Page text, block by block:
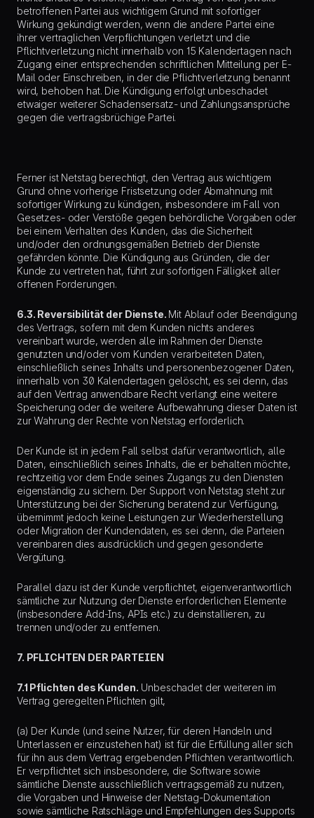
betroffenen Partei aus wichtigem Grund mit sofortiger
Wirkung gekündigt werden, wenn die andere Partei eine
ihrer vertraglichen Verpflichtungen verletzt und die
Pflichtverletzung nicht innerhalb von 15 Kalendertagen nach
Zugang einer entsprechenden schriftlichen Mitteilung per E-
Mail oder Einschreiben, in der die Pflichtverletzung benannt
wird, behoben hat. Die Kündigung erfolgt unbeschadet
etwaiger weiterer Schadensersatz- und Zahlungsansprüche
gegen die vertragsbrüchige Partei.
Ferner ist Netstag berechtigt, den Vertrag aus wichtigem
Grund ohne vorherige Fristsetzung oder Abmahnung mit
sofortiger Wirkung zu kündigen, insbesondere im Fall von
Gesetzes- oder Verstöße gegen behördliche Vorgaben oder
bei einem Verhalten des Kunden, das die Sicherheit
und/oder den ordnungsgemäßen Betrieb der Dienste
gefährden könnte. Die Kündigung aus Gründen, die der
Kunde zu vertreten hat, führt zur sofortigen Fälligkeit aller
offenen Forderungen.
6.3. Reversibilität der Dienste. Mit Ablauf oder Beendigung
des Vertrags, sofern mit dem Kunden nichts anderes
vereinbart wurde, werden alle im Rahmen der Dienste
genutzten und/oder vom Kunden verarbeiteten Daten,
einschließlich seines Inhalts und personenbezogener Daten,
innerhalb von 30 Kalendertagen gelöscht, es sei denn, das
auf den Vertrag anwendbare Recht verlangt eine weitere
Speicherung oder die weitere Aufbewahrung dieser Daten ist
zur Wahrung der Rechte von Netstag erforderlich.
Der Kunde ist in jedem Fall selbst dafür verantwortlich, alle
Daten, einschließlich seines Inhalts, die er behalten möchte,
rechtzeitig vor dem Ende seines Zugangs zu den Diensten
eigenständig zu sichern. Der Support von Netstag steht zur
Unterstützung bei der Sicherung beratend zur Verfügung,
übernimmt jedoch keine Leistungen zur Wiederherstellung
oder Migration der Kundendaten, es sei denn, die Parteien
vereinbaren dies ausdrücklich und gegen gesonderte
Vergütung.
Parallel dazu ist der Kunde verpflichtet, eigenverantwortlich
sämtliche zur Nutzung der Dienste erforderlichen Elemente
(insbesondere Add-Ins, APIs etc.) zu deinstallieren, zu
trennen und/oder zu entfernen.
7. PFLICHTEN DER PARTEIEN
7.1 Pflichten des Kunden. Unbeschadet der weiteren im
Vertrag geregelten Pflichten gilt,
(a) Der Kunde (und seine Nutzer, für deren Handeln und
Unterlassen er einzustehen hat) ist für die Erfüllung aller sich
für ihn aus dem Vertrag ergebenden Pflichten verantwortlich.
Er verpflichtet sich insbesondere, die Software sowie
sämtliche Dienste ausschließlich vertragsgemäß zu nutzen,
die Vorgaben und Hinweise der Netstag-Dokumentation
sowie sämtliche Ratschläge und Empfehlungen des Supports